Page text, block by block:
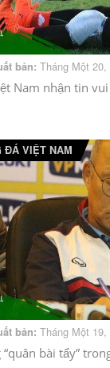
bản: Tháng Một 20,
Nam nhận tin
ĐÁ VIỆT NAM
bản: Tháng Một 19,
bài tẩy”